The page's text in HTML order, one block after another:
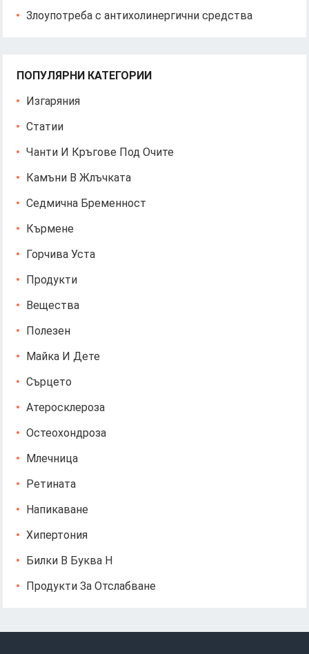
Злоупотреба с антихолинергични средства
ПОПУЛЯРНИ КАТЕГОРИИ
Изгаряния
Статии
Чанти И Кръгове Под Очите
Камъни В Жлъчката
Седмична Бременност
Кърмене
Горчива Уста
Продукти
Вещества
Полезен
Майка И Дете
Сърцето
Атеросклероза
Остеохондроза
Млечница
Ретината
Напикаване
Хипертония
Билки В Буква Н
Продукти За Отслабване